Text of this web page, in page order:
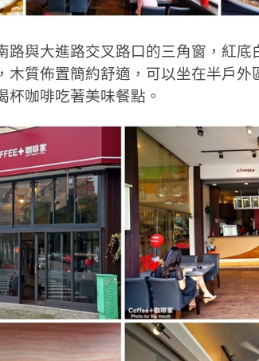
與大進路交叉路口的三角窗，紅底
木質佈置簡約舒適，可以坐在半戶外
杯咖啡吃著美味餐點。